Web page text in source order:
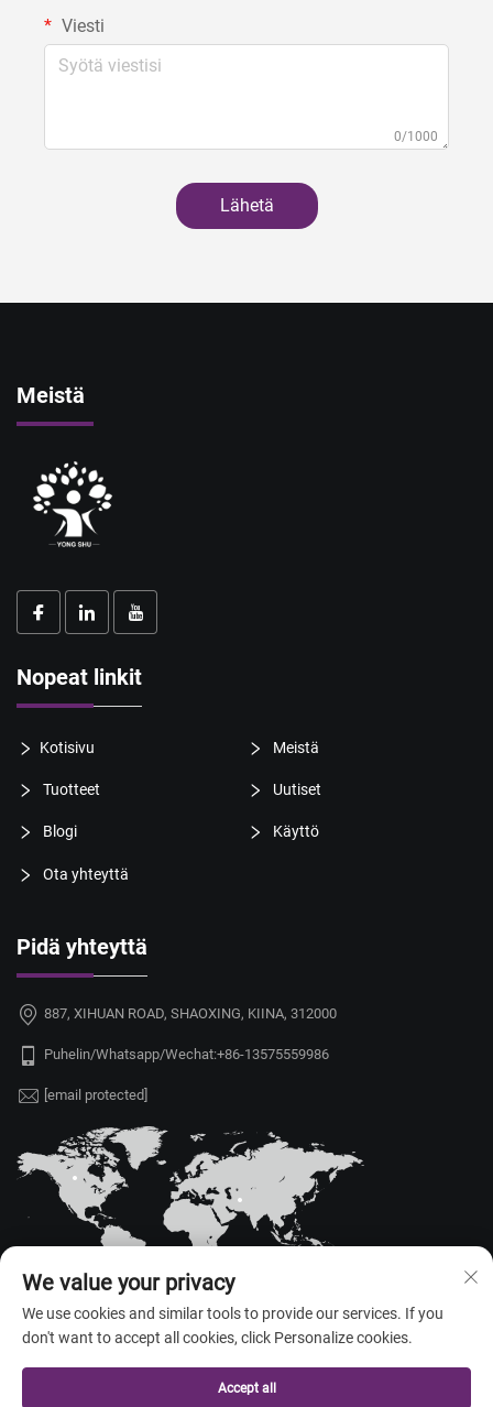
Viesti
0/1000
Lähetä
Meistä
Nopeat linkit
Kotisivu Meistä
Tuotteet Uutiset
Blogi Käyttö
Ota yhteyttä
Pidä yhteyttä
887, XIHUAN ROAD, SHAOXING, KIINA, 312000
Puhelin/Whatsapp/Wechat:+86-13575559986
[email protected]
oikeudet pidätetty. —
Tietosuojakäytäntö
We value your privacy
We use cookies and similar tools to provide our services. If you
don't want to accept all cookies, click Personalize cookies.
Accept all